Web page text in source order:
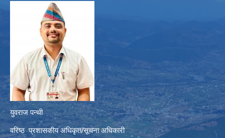
युवराज पन्थी
वरिष्ठ प्रशासकीय अधिकृत/सूचना अधिकारी